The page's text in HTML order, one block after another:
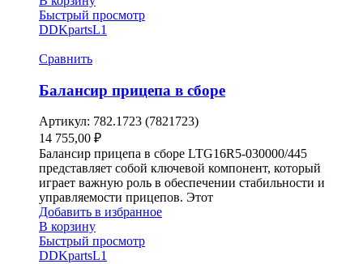
Быстрый просмотр
DDKpartsL1
Сравнить
Балансир прицепа в сборе
Артикул: 782.1723 (7821723)
14 755,00 ₽
Балансир прицепа в сборе LTG16R5-030000/445
представляет собой ключевой компонент, который
играет важную роль в обеспечении стабильности и
управляемости прицепов. Этот
Добавить в избранное
В корзину
Быстрый просмотр
DDKpartsL1